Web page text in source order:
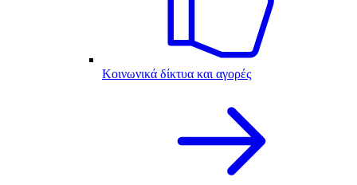
Κοινωνικά δίκτυα και αγορές